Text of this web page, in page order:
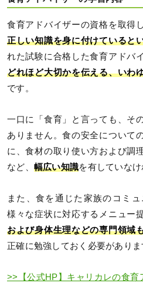
食育アドバイザーの資格を取得
正しい知識を身に付けていると
れた試験に合格した食育アドバ
どれほど大切かを伝える、いわ
です。
一口に「食育」と言っても、そ
ありません。食の安全について
に、食材の取り使い方および調
など、 幅広い知識を有していなけ
また、食を通じた家族のコミ
様々な症状に対応するメニュー
および身体生理などの専門領域
正確に勉強しておく必要がありま
>>【公式HP】キャリカレの食